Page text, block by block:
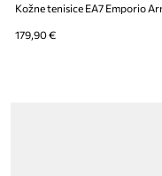
Kožne tenisice EA7 Emporio
179,90 €